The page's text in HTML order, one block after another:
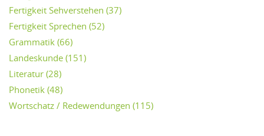
Fertigkeit Sehverstehen (37)
Fertigkeit Sprechen (52)
Grammatik (66)
Landeskunde (151)
Literatur (28)
Phonetik (48)
Wortschatz / Redewendungen (115)